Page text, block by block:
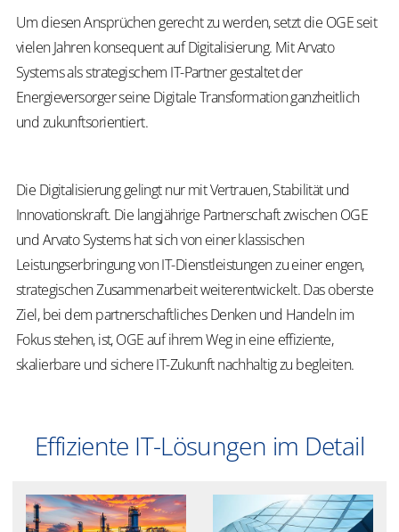
Um diesen Ansprüchen gerecht zu werden, setzt die OGE seit
vielen Jahren konsequent auf Digitalisierung. Mit Arvato
Systems als strategischem IT-Partner gestaltet der
Energieversorger seine Digitale Transformation ganzheitlich
und zukunftsorientiert.
Die Digitalisierung gelingt nur mit Vertrauen, Stabilität und
Innovationskraft. Die langjährige Partnerschaft zwischen OGE
und Arvato Systems hat sich von einer klassischen
Leistungserbringung von IT-Dienstleistungen zu einer engen,
strategischen Zusammenarbeit weiterentwickelt. Das oberste
Ziel, bei dem partnerschaftliches Denken und Handeln im
Fokus stehen, ist, OGE auf ihrem Weg in eine effiziente,
skalierbare und sichere IT-Zukunft nachhaltig zu begleiten.​
Effiziente IT-Lösungen im Detail